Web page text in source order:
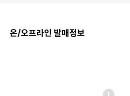
온/오프라인 발매정보